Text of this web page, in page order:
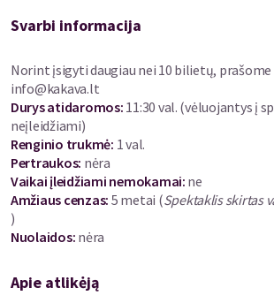
ilgesys, draugystė ir ilgainiui supranta,
išleidimo metais (2006) buvo pripažinta
geriausia knyga vaikams bei buvo
Journal“ 100 geriausių knygų vaikams sąrašą.
Jau ketvirtąjį savo režisūrinį darbą Juozo
pristatanti režisierė Kotryna
žaidybiniais metodais ir beribe išmone
vaikams dar vieną nuostabų pasaulio
„Skaitant atrodė, lyg iš tikrųjų keliaučiau
veikėju, sutikčiau pačius įvairiausius ir
tai labiausiai žavi, įtraukia bei leidžia
Svarbi informacija
Norint įsigyti daugiau nei 10 bilietų,
info@kakava.lt
Durys atidaromos: 11:30 val. (vėluojantys į
neįleidžiami)
Renginio trukmė: 1 val.
Pertraukos: nėra
Vaikai įleidžiami nemokamai: ne
Amžiaus cenzas: 5 metai (Spektaklis skirtas
)
Nuolaidos: nėra
Apie atlikėją